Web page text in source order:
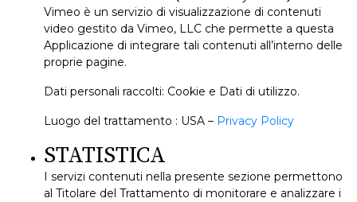
Vimeo è un servizio di visualizzazione di contenuti
video gestito da Vimeo, LLC che permette a questa
Applicazione di integrare tali contenuti all’interno delle
proprie pagine.
Dati personali raccolti: Cookie e Dati di utilizzo.
Luogo del trattamento : USA – Privacy Policy
STATISTICA
I servizi contenuti nella presente sezione permettono
al Titolare del Trattamento di monitorare e analizzare i